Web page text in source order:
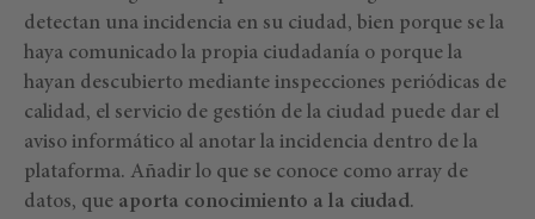
detectan una incidencia en su ciudad, bien porque se la
haya comunicado la propia ciudadanía o porque la
hayan descubierto mediante inspecciones periódicas de
calidad, el servicio de gestión de la ciudad puede dar el
aviso informático al anotar la incidencia dentro de la
plataforma. Añadir lo que se conoce como array de
datos, que aporta conocimiento a la ciudad.